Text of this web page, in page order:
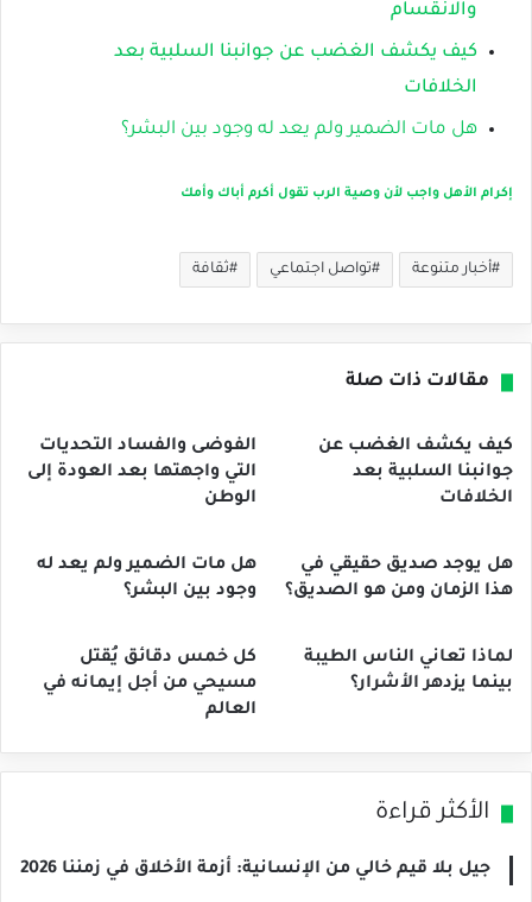
والانقسام
كيف يكشف الغضب عن جوانبنا السلبية بعد
الخلافات
هل مات الضمير ولم يعد له وجود بين البشر؟
إكرام الأهل واجب لأن وصية الرب تقول أكرم أباك وأمك
أخبار متنوعة تواصل اجتماعي ثقافة
مقالات ذات صلة
كيف يكشف الغضب عن
جوانبنا السلبية بعد
الخلافات
الفوضى والفساد التحديات
التي واجهتها بعد العودة إلى
الوطن
هل يوجد صديق حقيقي في
هذا الزمان ومن هو الصديق؟
هل مات الضمير ولم يعد له
وجود بين البشر؟
لماذا تعاني الناس الطيبة
بينما يزدهر الأشرار؟
كل خمس دقائق يُقتل
مسيحي من أجل إيمانه في
العالم
الأكثر قراءة
جيل بلا قيم خالي من الإنسانية: أزمة الأخلاق في زمننا 2026